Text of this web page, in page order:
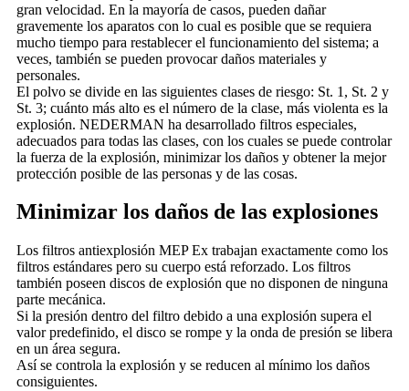
gran velocidad. En la mayoría de casos, pueden dañar
gravemente los aparatos con lo cual es posible que se requiera
mucho tiempo para restablecer el funcionamiento del sistema; a
veces, también se pueden provocar daños materiales y
personales.
El polvo se divide en las siguientes clases de riesgo: St. 1, St. 2 y
St. 3; cuánto más alto es el número de la clase, más violenta es la
explosión. NEDERMAN ha desarrollado filtros especiales,
adecuados para todas las clases, con los cuales se puede controlar
la fuerza de la explosión, minimizar los daños y obtener la mejor
protección posible de las personas y de las cosas.
Minimizar los daños de las explosiones
Los filtros antiexplosión MEP Ex trabajan exactamente como los
filtros estándares pero su cuerpo está reforzado. Los filtros
también poseen discos de explosión que no disponen de ninguna
parte mecánica.
Si la presión dentro del filtro debido a una explosión supera el
valor predefinido, el disco se rompe y la onda de presión se libera
en un área segura.
Así se controla la explosión y se reducen al mínimo los daños
consiguientes.